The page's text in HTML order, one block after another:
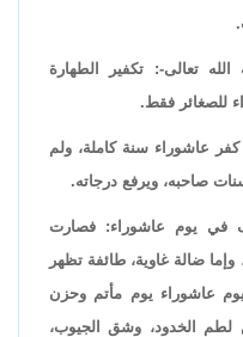
تعالى-: تكفير الطهارة
للصغائر فقط.
كفر عاشوراء سنة كاملة، ولم
صاحبه، ويرفع درجاته.
في يوم عاشوراء: فصارت
ضالة غاوية، طائفة تظهر
يوم عاشوراء يوم مأتم وحزن
لطم الخدود، وشق الجيوب،